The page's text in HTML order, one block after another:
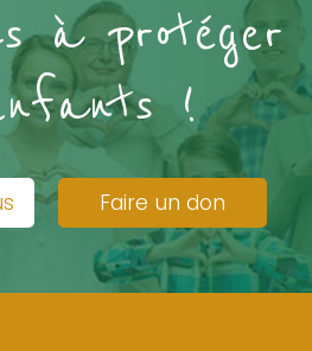
à protéger
!
Faire un don